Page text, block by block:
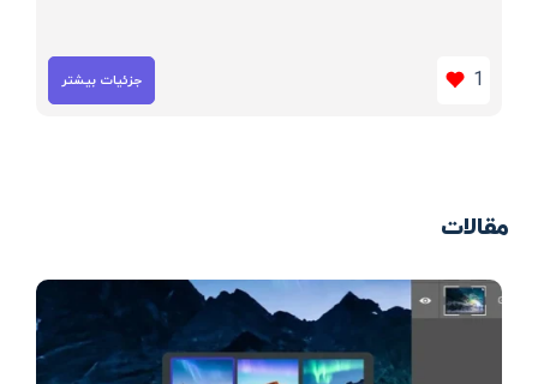
1 جزئیات بیشتر
مقالات